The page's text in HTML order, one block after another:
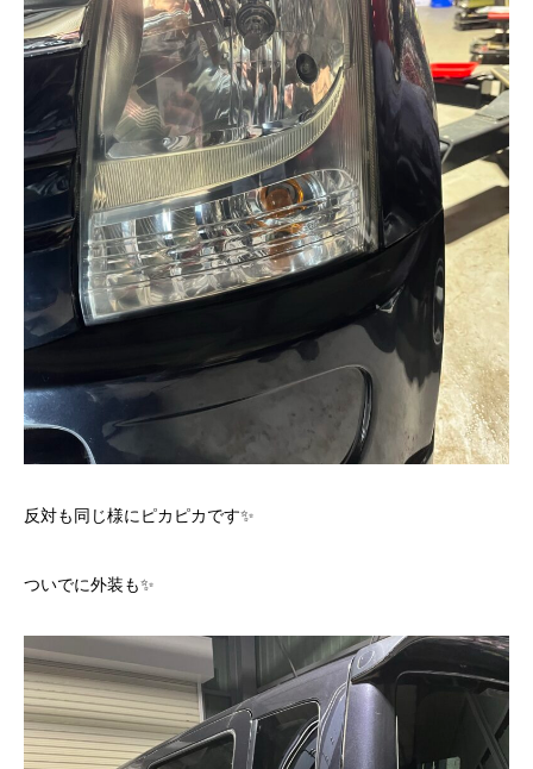
反対も同じ様にピカピカです✨
ついでに外装も✨